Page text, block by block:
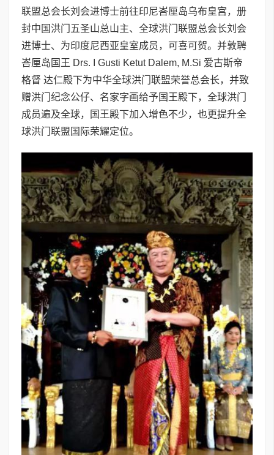
联盟总会长刘会进博士前往印尼峇厘岛乌布皇宫，册
封中国洪门五圣山总山主、全球洪门联盟总会长刘会
进博士、为印度尼西亚皇室成员，可喜可贺。并敦聘
峇厘岛国王 Drs. I Gusti Ketut Dalem, M.Si 爱古斯帝
格督 达仁殿下为中华全球洪门联盟荣誉总会长，并致
赠洪门纪念公仔、名家字画给予国王殿下，全球洪门
成员遍及全球，国王殿下加入增色不少，也更提升全
球洪门联盟国际荣耀定位。